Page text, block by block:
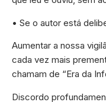
• Se o autor está
Aumentar a nossa
cada vez mais
chamam de “Era da
Discordo